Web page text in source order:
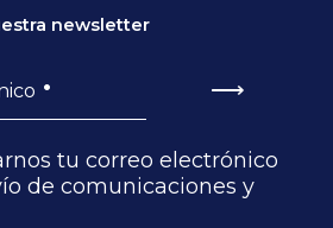
newsletter
• ⟶
tu correo electrónico
de comunicaciones y